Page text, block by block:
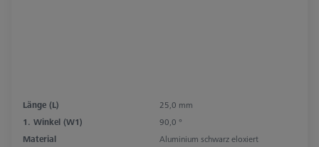
Länge (L)
25,0 mm
1. Winkel (W1)
90,0 °
Material
Aluminium schwarz eloxiert